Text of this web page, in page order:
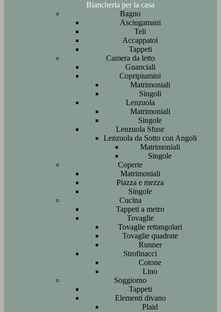
Biancheria per la casa
Bagno
Asciugamani
Teli
Accappatoi
Tappeti
Camera da letto
Guanciali
Copripiumini
Matrimoniali
Singoli
Lenzuola
Matrimoniali
Singole
Lenzuola Sfuse
Lenzuola da Sotto con Angoli
Matrimoniali
Singole
Coperte
Matrimoniali
Piazza e mezza
Singole
Cucina
Tappeti a metro
Tovaglie
Tovaglie rettangolari
Tovaglie quadrate
Runner
Strofinacci
Cotone
Lino
Soggiorno
Tappeti
Elementi divano
Plaid